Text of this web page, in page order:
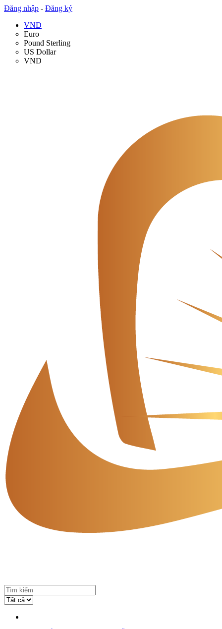
Đăng nhập - Đăng ký
VND
Euro
Pound Sterling
US Dollar
VND